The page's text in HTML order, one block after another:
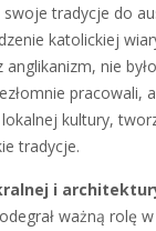
tradycje do
katolickiej
nie
pracowali,
kultury,
tradycje.
i
ważną rolę